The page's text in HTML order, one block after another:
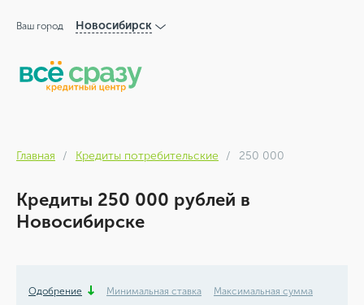
Ваш город Новосибирск
Главная Кредиты потребительские 250 000
Кредиты 250 000 рублей в
Новосибирске
Одобрение Минимальная ставка Максимальная сумма